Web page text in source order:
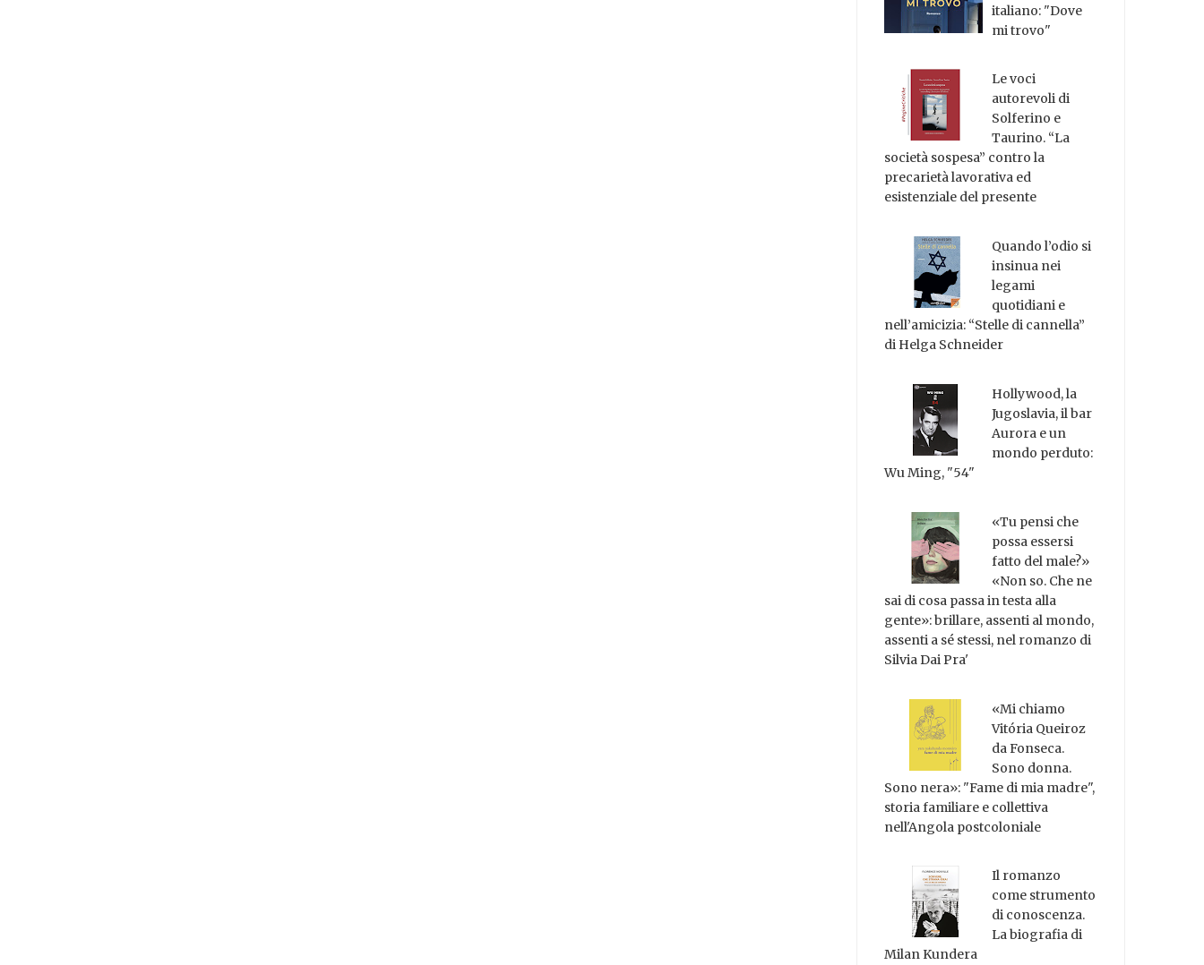
italiano: "Dove
mi trovo"
Le voci
autorevoli di
Solferino e
Taurino. “La
società sospesa” contro la
precarietà lavorativa ed
esistenziale del presente
Quando l’odio si
insinua nei
legami
quotidiani e
nell’amicizia: “Stelle di cannella”
di Helga Schneider
Hollywood, la
Jugoslavia, il bar
Aurora e un
mondo perduto:
Wu Ming, "54"
«Tu pensi che
possa essersi
fatto del male?»
«Non so. Che ne
sai di cosa passa in testa alla
gente»: brillare, assenti al mondo,
assenti a sé stessi, nel romanzo di
Silvia Dai Pra'
«Mi chiamo
Vitória Queiroz
da Fonseca.
Sono donna.
Sono nera»: "Fame di mia madre",
storia familiare e collettiva
nell'Angola postcoloniale
Il romanzo
come strumento
di conoscenza.
La biografia di
Milan Kundera